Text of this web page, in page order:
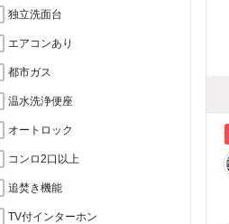
独立洗面台
エアコンあり
都市ガス
温水洗浄便座
オートロック
コンロ2口以上
追焚き機能
TV付インターホン